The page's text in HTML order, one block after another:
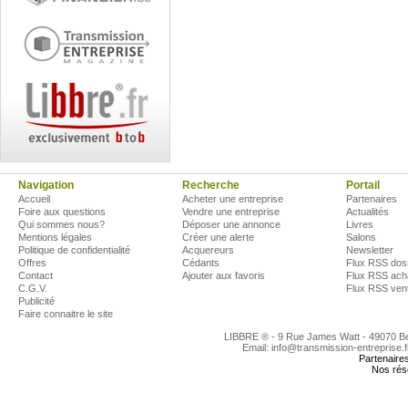
Navigation
Accueil
Foire aux questions
Qui sommes nous?
Mentions légales
Politique de confidentialité
Offres
Contact
C.G.V.
Publicité
Faire connaitre le site
Recherche
Acheter une entreprise
Vendre une entreprise
Déposer une annonce
Créer une alerte
Acquereurs
Cédants
Ajouter aux favoris
Portail
Partenaires
Actualités
Livres
Salons
Newsletter
Flux RSS
Flux RSS
Flux RSS
LIBBRE ® - 9 Rue James Watt - 49070
Email: info@transmission-
Nos